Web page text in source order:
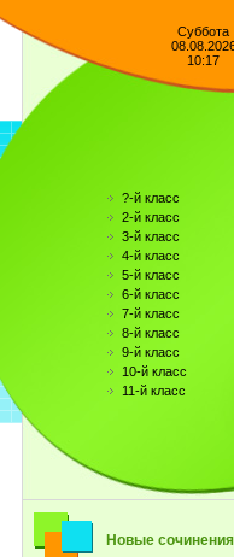
Суббота
10:17
?-й класс
2-й класс
3-й класс
4-й класс
5-й класс
6-й класс
7-й класс
8-й класс
9-й класс
10-й класс
11-й класс
Новые сочинения